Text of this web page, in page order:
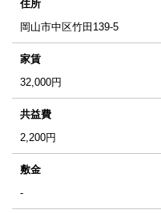
住所
岡山市中区竹田139-5
家賃
32,000円
共益費
2,200円
敷金
-